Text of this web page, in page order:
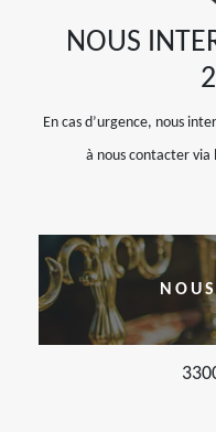
NOUS
En cas d’urgence, nous
à nous contacter via